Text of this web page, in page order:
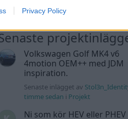
Privacy Policy
Volkswagen Golf MK4 v6
4motion OEM++ med JDM
inspiration.
Senaste inlägget av
timme sedan i Projekt
Ni som kör HEV eller PHEV